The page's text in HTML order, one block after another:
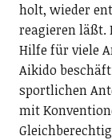
holt, wieder
reagieren läßt.
Hilfe für viele
Aikido
sportlichen
mit